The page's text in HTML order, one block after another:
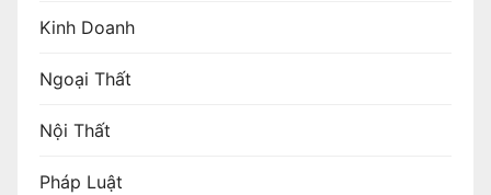
Kinh Doanh
Ngoại Thất
Nội Thất
Pháp Luật